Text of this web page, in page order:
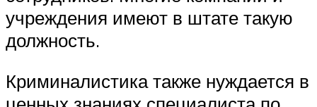
учреждения имеют в штате такую
должность.
Криминалистика также нуждается в